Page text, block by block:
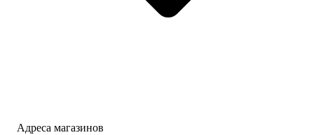
Адреса магазинов